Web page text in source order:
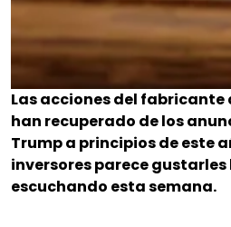
Las acciones del fabricante
han recuperado de los
Trump a principios de este
inversores parece gustarles
escuchando esta semana.